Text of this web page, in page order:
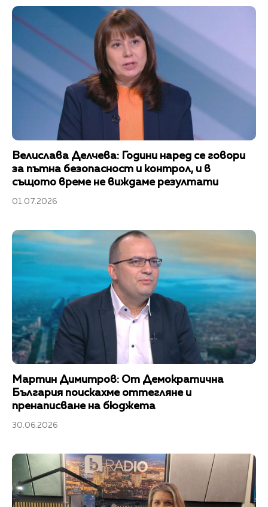
Велислава Делчева: Години наред се говори
за пътна безопасност и контрол, и в
същото време не виждаме резултати
01.07.2026
Мартин Димитров: От Демократична
България поискахме оттегляне и
пренаписване на бюджета
30.06.2026